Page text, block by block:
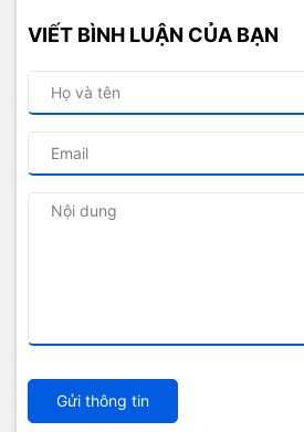
VIẾT BÌNH LUẬN CỦA BẠN
Gửi thông tin